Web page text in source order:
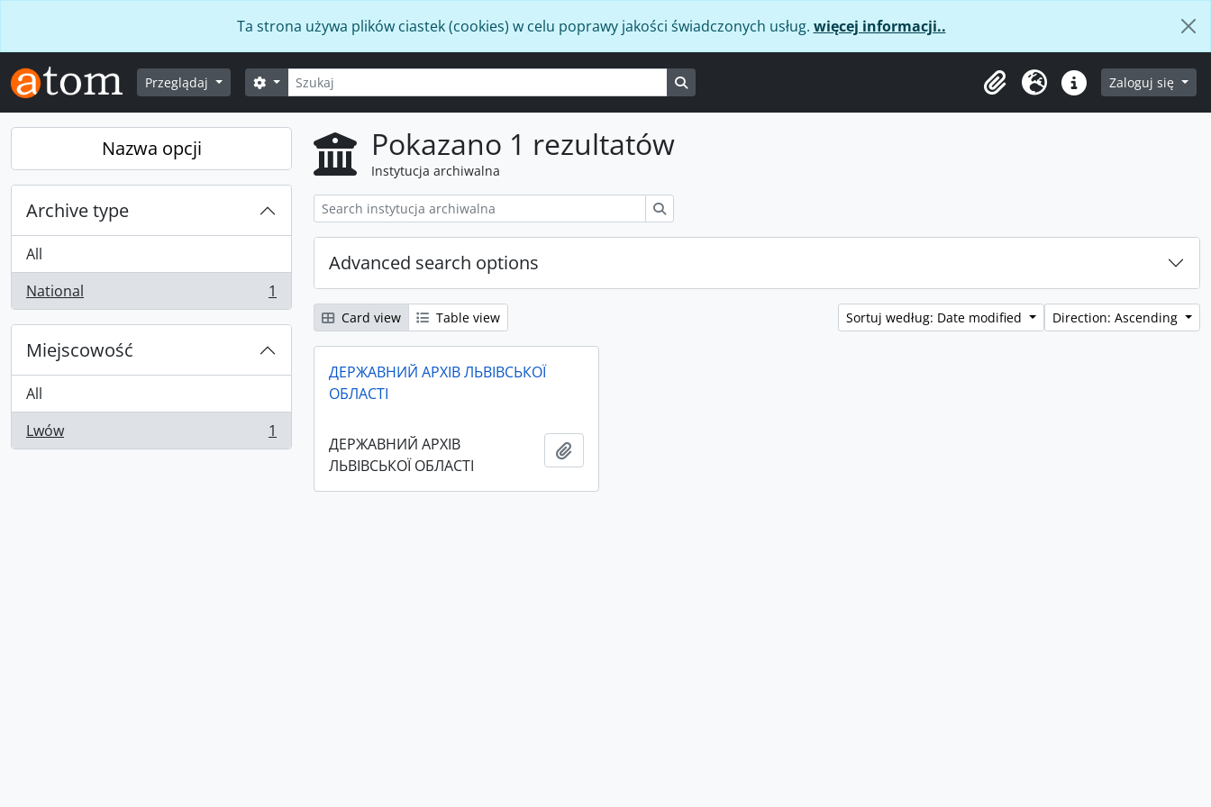
Ta strona używa plików ciastek (cookies) w celu poprawy jakości świadczonych usług. więcej informacji..
Przeglądaj Szukaj
Opcje wyszukiwania
Clipboard
Język Podręczne linki
Zaloguj się
Nazwa opcji
Archive type
All
National
, 1 results 1
Miejscowość
All
Lwów
, 1 results 1
Pokazano 1 rezultatów
Instytucja archiwalna
Advanced search options
Card view Table view Sortuj według: Date modified Direction: Ascending
ДЕРЖАВНИЙ АРХІВ ЛЬВІВСЬКОЇ
ОБЛАСТІ
ДЕРЖАВНИЙ АРХІВ
ЛЬВІВСЬКОЇ ОБЛАСТІ